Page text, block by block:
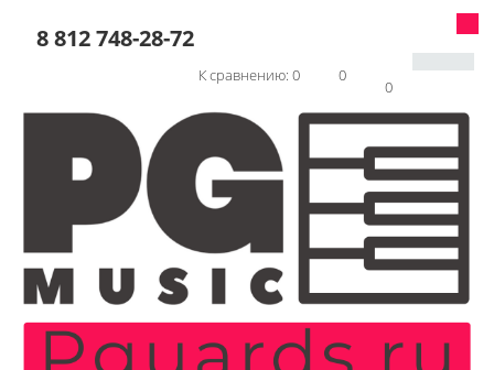
8 812 748-28-72
0
0
К сравнению: 0